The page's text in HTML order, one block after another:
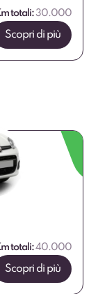
totali:30.000
Scopri di più
totali:40.000
Scopri di più